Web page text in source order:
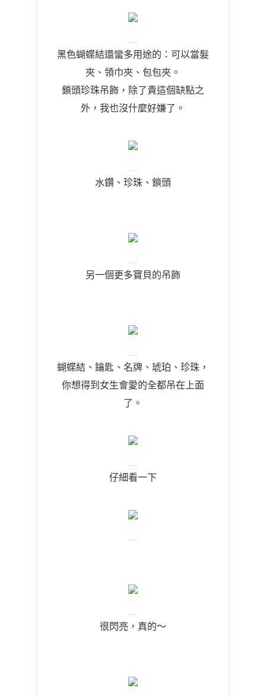
黑色蝴蝶結還蠻多用途的：可以當髮
夾、領巾夾、包包夾。
鎖頭珍珠吊飾，除了貴這個缺點之
外，我也沒什麼好嫌了。
水鑽、珍珠、鎖頭
另一個更多寶貝的吊飾
蝴蝶結、鑰匙、名牌、琥珀、珍珠，
你想得到女生會愛的全都吊在上面
了。
仔細看一下
很閃亮，真的～